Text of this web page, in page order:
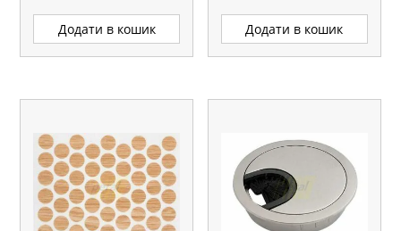
Додати в кошик Додати в кошик